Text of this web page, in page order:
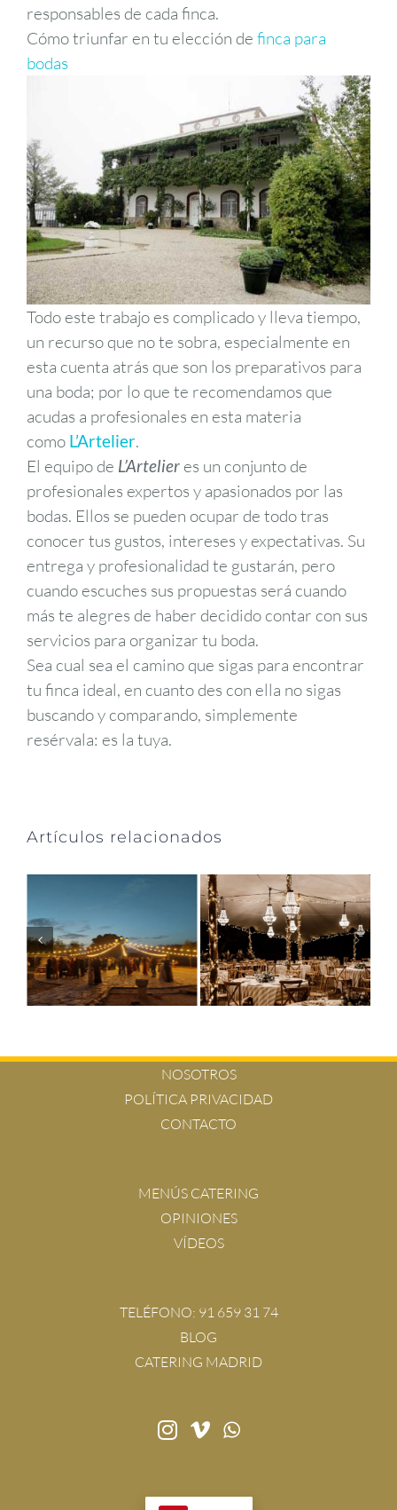
responsables de cada finca.
Cómo triunfar en tu elección de finca para
bodas
Todo este trabajo es complicado y lleva tiempo,
un recurso que no te sobra, especialmente en
esta cuenta atrás que son los preparativos para
una boda; por lo que te recomendamos que
acudas a profesionales en esta materia
como L’Artelier.
El equipo de L’Artelier es un conjunto de
profesionales expertos y apasionados por las
bodas. Ellos se pueden ocupar de todo tras
conocer tus gustos, intereses y expectativas. Su
entrega y profesionalidad te gustarán, pero
cuando escuches sus propuestas será cuando
más te alegres de haber decidido contar con sus
servicios para organizar tu boda.
Sea cual sea el camino que sigas para encontrar
tu finca ideal, en cuanto des con ella no sigas
buscando y comparando, simplemente
resérvala: es la tuya.
Artículos relacionados
bodas en
Collado
Villalba
Fincas para
bodas en
Valdemorillo
NOSOTROS
POLÍTICA PRIVACIDAD
CONTACTO
MENÚS CATERING
OPINIONES
VÍDEOS
TELÉFONO: 91 659 31 74
BLOG
CATERING MADRID